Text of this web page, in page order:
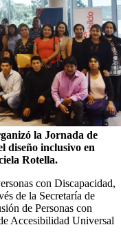
la Jornada de
diseño inclusivo en
Rotella.
con Discapacidad,
de la Secretaría de
de Personas con
Accesibilidad Universal